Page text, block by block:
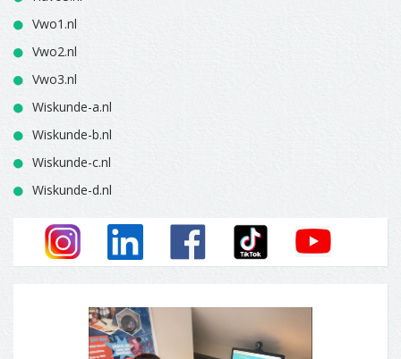
Vwo1.nl
Vwo2.nl
Vwo3.nl
Wiskunde-a.nl
Wiskunde-b.nl
Wiskunde-c.nl
Wiskunde-d.nl